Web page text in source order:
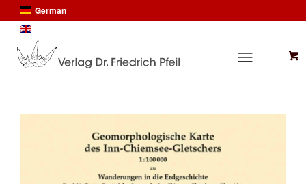
German